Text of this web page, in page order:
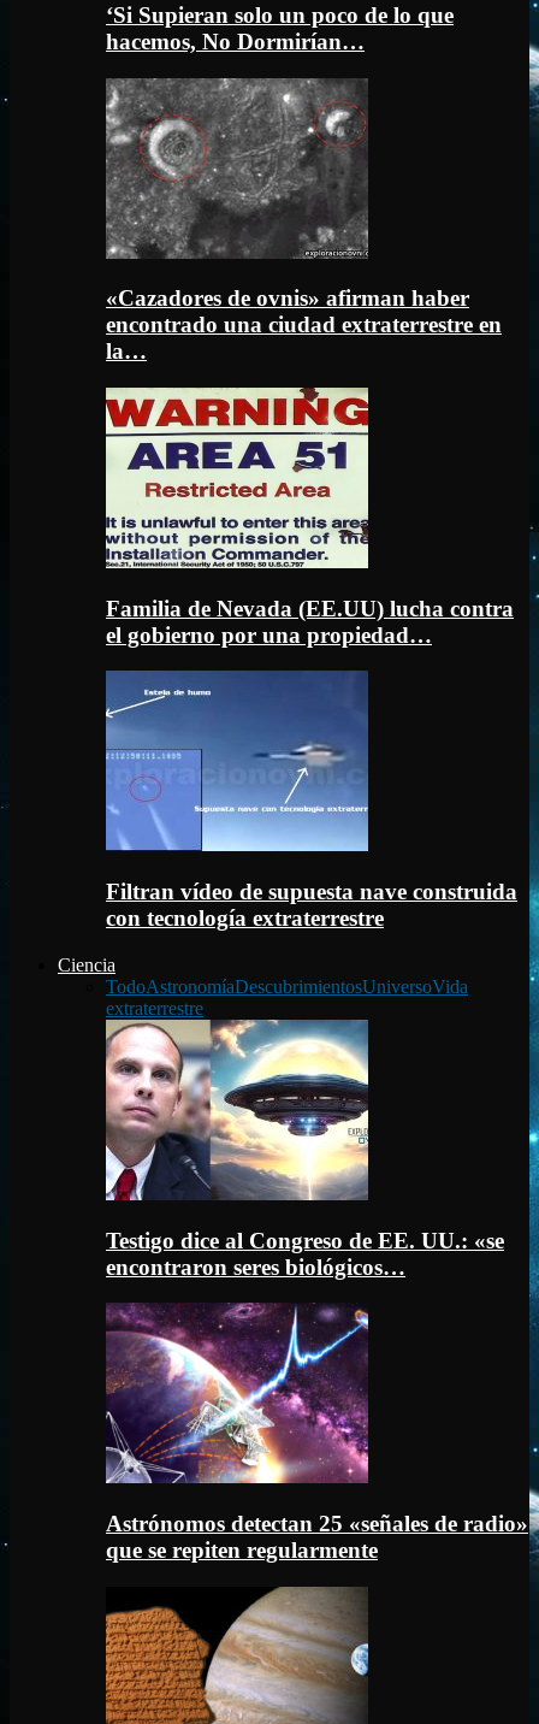
‘Si Supieran solo un poco de lo que
hacemos, No Dormirían…
«Cazadores de ovnis» afirman haber
encontrado una ciudad extraterrestre en
la…
Familia de Nevada (EE.UU) lucha contra
el gobierno por una propiedad…
Filtran vídeo de supuesta nave construida
con tecnología extraterrestre
Ciencia
TodoAstronomíaDescubrimientosUniversoVida
extraterrestre
Testigo dice al Congreso de EE. UU.: «se
encontraron seres biológicos…
Astrónomos detectan 25 «señales de radio»
que se repiten regularmente